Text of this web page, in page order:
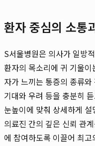
환자 중심의 소통
S서울병원은 의사가 일방
환자의 목소리에 귀 기울
자가 느끼는 통증의 종류
기대와 우려 등을 충분히
눈높이에 맞춰 상세하게
의료진 간의 깊은 신뢰 관
에 참여하도록 이끌어 최